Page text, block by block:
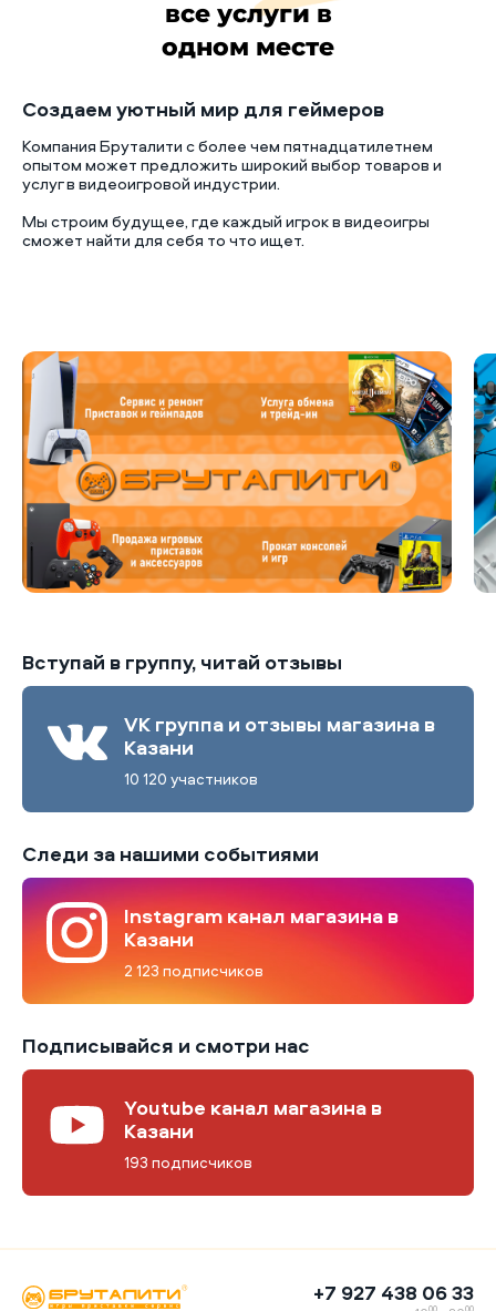
все услуги в
одном месте
Создаем уютный мир для геймеров
Компания Бруталити с более чем пятнадцатилетнем
опытом может предложить широкий выбор товаров и
услуг в видеоигровой индустрии.
Мы строим будущее, где каждый игрок в видеоигры
сможет найти для себя то что ищет.
Вступай в группу, читай отзывы
VK группа и отзывы магазина в
Казани
10 120 участников
Следи за нашими событиями
Instagram канал магазина в
Казани
2 123 подписчиков
Подписывайся и смотри нас
Youtube канал магазина в
Казани
193 подписчиков
+7 927 438 06 33